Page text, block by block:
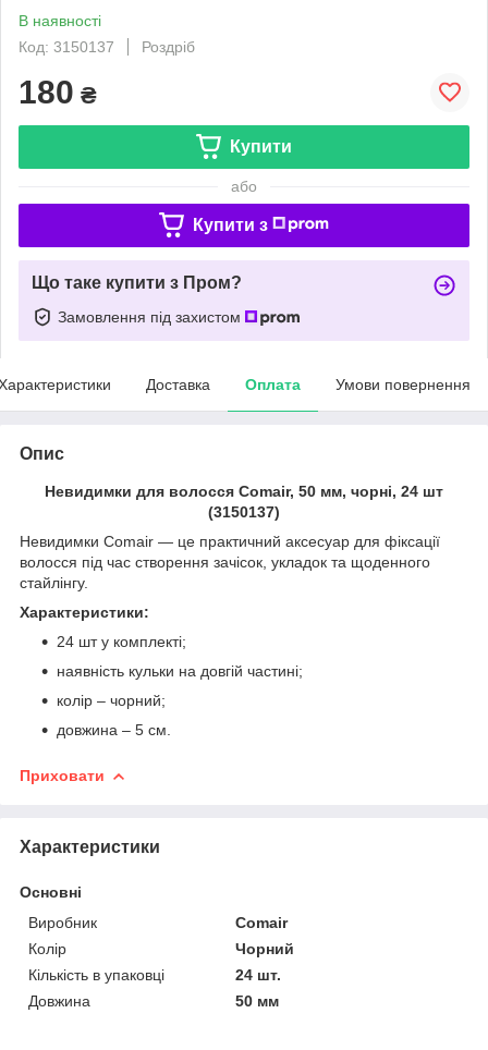
В наявності
Код: 3150137
Роздріб
180 ₴
Купити
або
Купити з
Що таке купити з Пром?
Замовлення під захистом
Доставка Оплата Умови повернення
Опис
Невидимки для волосся Comair, 50 мм, чорні, 24 шт
(3150137)
Невидимки Comair — це практичний аксесуар для фіксації
волосся під час створення зачісок, укладок та щоденного
стайлінгу.
Характеристики:
24 шт у комплекті;
наявність кульки на довгій частині;
колір – чорний;
довжина – 5 см.
Приховати
Характеристики
Основні
Виробник
Comair
Колір
Чорний
Кількість в упаковці
24 шт.
Довжина
50 мм